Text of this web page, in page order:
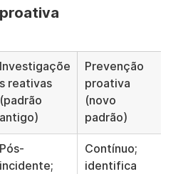
Investigaçõe
s reativas
(padrão
antigo)
Prevenção
proativa
(novo
padrão)
Pós-
incidente;
Contínuo;
identifica